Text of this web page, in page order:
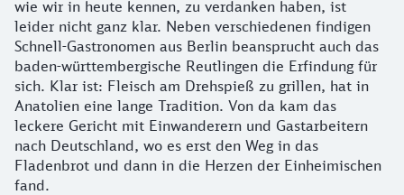
wie wir in heute kennen, zu verdanken haben, ist
leider nicht ganz klar. Neben verschiedenen findigen
Schnell-Gastronomen aus Berlin beansprucht auch das
baden-württembergische Reutlingen die Erfindung für
sich. Klar ist: Fleisch am Drehspieß zu grillen, hat in
Anatolien eine lange Tradition. Von da kam das
leckere Gericht mit Einwanderern und Gastarbeitern
nach Deutschland, wo es erst den Weg in das
Fladenbrot und dann in die Herzen der Einheimischen
fand.